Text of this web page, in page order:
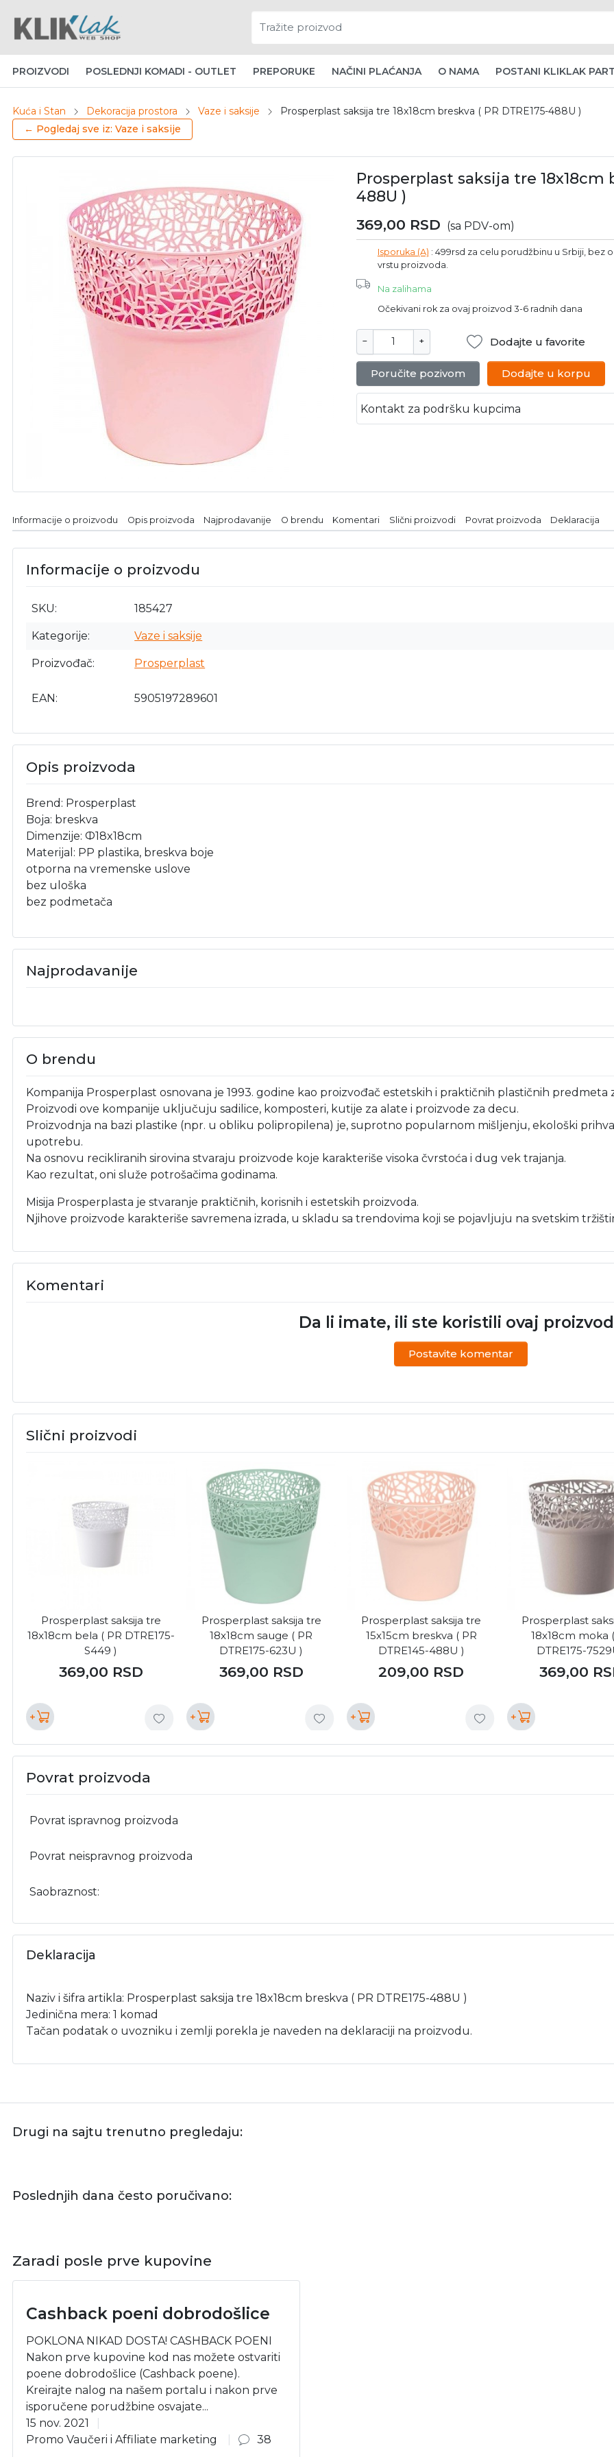
PROIZVODI POSLEDNJI KOMADI - OUTLET PREPORUKE NAČINI PLAĆANJA O NAMA POSTANI KLIKLAK
Kuća i Stan Dekoracija prostora Vaze i saksije
Prosperplast saksija tre 18x18cm breskva ( PR DTRE175-488U )
← Pogledaj sve iz: Vaze i saksije
Prosperplast saksija tre 18x18cm
488U )
369,00 RSD (sa PDV-om)
Isporuka (A) : 499rsd za celu porudžbinu u Srbiji, bez
vrstu proizvoda.
Na zalihama
Očekivani rok za ovaj proizvod 3-6 radnih dana
− + Dodajte u favorite
Poručite pozivom Dodajte u korpu
Kontakt za podršku kupcima
Informacije o proizvodu Opis proizvoda Najprodavanije O brendu Komentari Slični proizvodi Povrat proizvoda Deklaracija
Informacije o proizvodu
SKU 185427
Kategorije Vaze i saksije
Proizvođač Prosperplast
EAN 5905197289601
Opis proizvoda
Brend: Prosperplast
Boja: breskva
Dimenzije: Ф18x18cm
Materijal: PP plastika, breskva boje
otporna na vremenske uslove
bez uloška
bez podmetača
Najprodavanije
O brendu
Kompanija Prosperplast osnovana je 1993. godine kao proizvođač estetskih i praktičnih plastičnih predmeta
Proizvodi ove kompanije uključuju sadilice, komposteri, kutije za alate i proizvode za decu.
Proizvodnja na bazi plastike (npr. u obliku polipropilena) je, suprotno popularnom mišljenju, ekološki
upotrebu.
Na osnovu recikliranih sirovina stvaraju proizvode koje karakteriše visoka čvrstoća i dug vek trajanja.
Kao rezultat, oni služe potrošačima godinama.
Misija Prosperplasta je stvaranje praktičnih, korisnih i estetskih proizvoda.
Njihove proizvode karakteriše savremena izrada, u skladu sa trendovima koji se pojavljuju na svetskim
Komentari
Da li imate, ili ste koristili ovaj
Postavite komentar
Slični proizvodi
Prosperplast saksija tre
18x18cm bela ( PR DTRE175-
S449 )
369,00 RSD
+
Prosperplast saksija tre
18x18cm sauge ( PR
DTRE175-623U )
369,00 RSD
+
Prosperplast saksija tre
15x15cm breskva ( PR
DTRE145-488U )
209,00 RSD
+
Prosperplast
18x18cm moka
DTRE175-
369,00
+
Povrat proizvoda
Povrat ispravnog proizvoda
Povrat neispravnog proizvoda
Saobraznost:
Deklaracija
Naziv i šifra artikla: Prosperplast saksija tre 18x18cm breskva ( PR DTRE175-488U )
Jedinična mera: 1 komad
Tačan podatak o uvozniku i zemlji porekla je naveden na deklaraciji na proizvodu.
Drugi na sajtu trenutno pregledaju:
Poslednjih dana često poručivano:
Zaradi posle prve kupovine
Cashback poeni dobrodošlice
POKLONA NIKAD DOSTA! CASHBACK POENI
Nakon prve kupovine kod nas možete ostvariti
poene dobrodošlice (Cashback poene).
Kreirajte nalog na našem portalu i nakon prve
isporučene porudžbine osvajate...
15 nov. 2021
Promo Vaučeri i Affiliate marketing
38